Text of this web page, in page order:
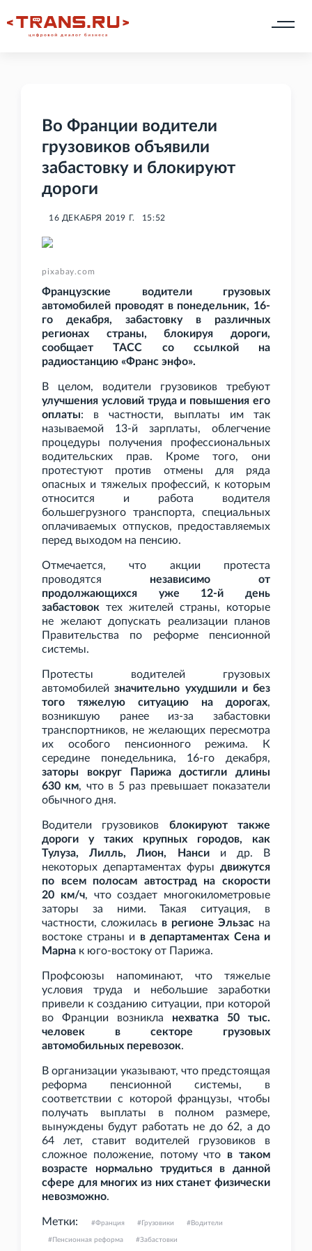
Во Франции водители
грузовиков объявили
забастовку и блокируют
дороги
16 ДЕКАБРЯ 2019 Г. 15:52
pixabay.com
Французские водители грузовых
автомобилей проводят в понедельник, 16-
го декабря, забастовку в различных
регионах страны, блокируя дороги,
сообщает ТАСС со ссылкой на
радиостанцию «Франс энфо».
В целом, водители грузовиков требуют
улучшения условий труда и повышения его
оплаты: в частности, выплаты им так
называемой 13-й зарплаты, облегчение
процедуры получения профессиональных
водительских прав. Кроме того, они
протестуют против отмены для ряда
опасных и тяжелых профессий, к которым
относится и работа водителя
большегрузного транспорта, специальных
оплачиваемых отпусков, предоставляемых
перед выходом на пенсию.
Отмечается, что акции протеста
проводятся независимо от
продолжающихся уже 12-й день
забастовок тех жителей страны, которые
не желают допускать реализации планов
Правительства по реформе пенсионной
системы.
Протесты водителей грузовых
автомобилейзначительно ухудшили и без
того тяжелую ситуацию на дорогах,
возникшую ранее из-за забастовки
транспортников, не желающих пересмотра
их особого пенсионного режима. К
середине понедельника, 16-го декабря,
заторы вокруг Парижа достигли длины
630 км, что в 5 раз превышает показатели
обычного дня.
Водители грузовиков блокируют также
дороги у таких крупных городов, как
Тулуза, Лилль, Лион, Нансии др. В
некоторых департаментах фуры движутся
по всем полосам автострад на скорости
20
км/ч, что создает многокилометровые
заторы за ними. Такая ситуация, в
частности, сложилась в регионе Эльзас на
востоке страны и в департаментах Сена и
Марна к юго-востоку от Парижа.
Профсоюзы напоминают, что тяжелые
условия труда и небольшие заработки
привели к созданию ситуации, при которой
во Франции возникла нехватка 50
тыс.
человек в секторе грузовых
автомобильных перевозок.
В организации указывают, что предстоящая
реформа пенсионной системы, в
соответствии с которой французы, чтобы
получать выплаты в полном размере,
вынуждены будут работать не до 62, а до
64
лет, ставит водителей грузовиков в
сложное положение, потому что в таком
возрасте нормально трудиться в данной
сфере для многих из них станет физически
невозможно.
Метки: Франция Грузовики Водители
Пенсионная реформа Забастовки